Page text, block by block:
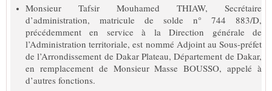
Monsieur Tafsir Mouhamed THIAW, Secrétaire
d’administration, matricule de solde n° 744 883/D,
précédemment en service à la Direction générale de
l’Administration territoriale, est nommé Adjoint au Sous-préfet
de l’Arrondissement de Dakar Plateau, Département de Dakar,
en remplacement de Monsieur Masse BOUSSO, appelé à
d’autres fonctions.